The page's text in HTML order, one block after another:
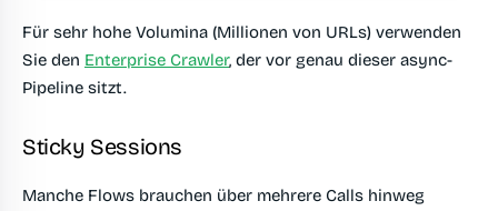
Für sehr hohe Volumina (Millionen von URLs) verwenden
Sie den Enterprise Crawler, der vor genau dieser async-
Pipeline sitzt.
Sticky Sessions
Manche Flows brauchen über mehrere Calls hinweg